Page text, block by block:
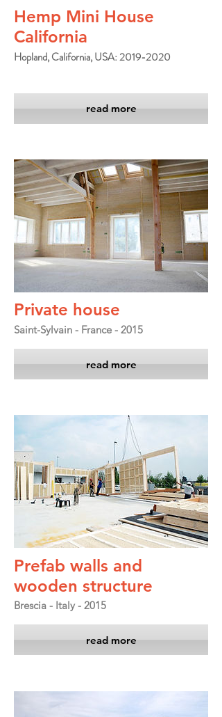
Hemp Mini House
California
Hopland, California, USA: 2019-2020
read more
Private house
Saint-Sylvain - France - 2015
read more
Prefab walls and
wooden structure
Brescia - Italy - 2015
read more